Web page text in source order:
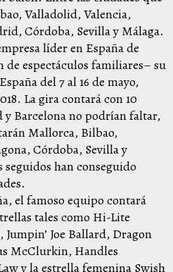
Valladolid, Valencia,
Córdoba, Sevilla y Málaga.
líder en España de
espectáculos familiares– su
del 7 al 16 de mayo,
La gira contará con 10
y Barcelona no podrían faltar,
Mallorca, Bilbao,
Córdoba, Sevilla y
han conseguido
el famoso equipo contará
tales como Hi-Lite
Joe Ballard, Dragon
McClurkin, Handles
y la estrella femenina Swish